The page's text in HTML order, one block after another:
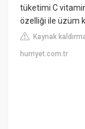
tüketimi C
özelliği ile üzüm
Kaynak
hurriyet.com.tr